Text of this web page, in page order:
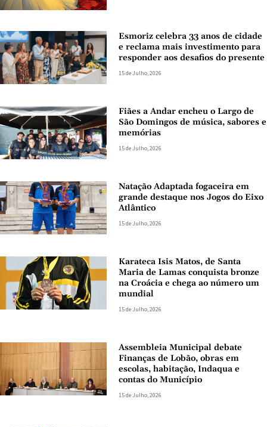
Esmoriz celebra 33 anos de cidade
e reclama mais investimento para
responder aos desafios do presente
15 de Julho, 2026
Fiães a Andar encheu o Largo de
São Domingos de música, sabores e
memórias
15 de Julho, 2026
Natação Adaptada fogaceira em
grande destaque nos Jogos do Eixo
Atlântico
15 de Julho, 2026
Karateca Isis Matos, de Santa
Maria de Lamas conquista bronze
na Croácia e chega ao número um
mundial
15 de Julho, 2026
Assembleia Municipal debate
Finanças de Lobão, obras em
escolas, habitação, Indaqua e
contas do Município
15 de Julho, 2026